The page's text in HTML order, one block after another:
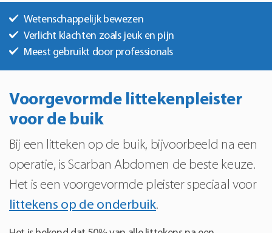
Wetenschappelijk bewezen
Verlicht klachten zoals jeuk en pijn
Meest gebruikt door professionals
Voorgevormde littekenpleister
voor de buik
Bij een litteken op de buik, bijvoorbeeld na een
operatie, is Scarban Abdomen de beste keuze.
Het is een voorgevormde pleister speciaal voor
littekens op de onderbuik.